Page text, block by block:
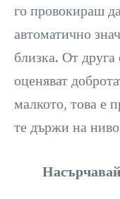
го провокираш
автоматично
близка. От
оценяват
малкото, това е
те държи на